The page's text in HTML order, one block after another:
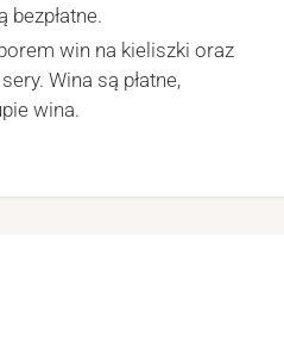
win na kieliszki oraz
Wina są płatne,
wina.